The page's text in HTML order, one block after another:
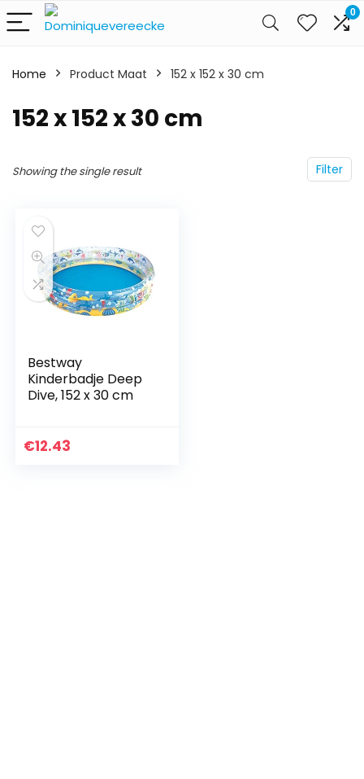
0
Home Product Maat 152 x 152 x 30 cm
152 x 152 x 30 cm
Filter
Showing the single result
Bestway
Kinderbadje Deep
Dive, 152 x 30 cm
€12.43